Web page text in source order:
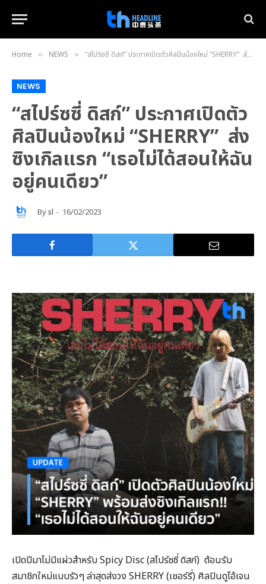
Home » NEWS » “สไปร์ซซี่ ดิสก์” ประกาศเปิดตัวศิลปินน้องใหม่ “SHERRY” ส่งซิงเกิลแรก “เธอไม่ได้สอนให้ฉันอยู่คนเดียว”
NEWS
“สไปร์ซซี่ ดิสก์” ประกาศเปิดตัว
ศิลปินน้องใหม่ “SHERRY” ส่ง
ซิงเกิลแรก “เธอไม่ได้สอนให้ฉัน
อยู่คนเดียว”
Bysl 16/02/2023
เปิดปีมาไม่มีแผ่วสำหรับ Spicy Disc (สไปร์ซซี่ ดิสก์) ต้อนรับ
สมาชิกใหม่แบบรัวๆ ล่าสุดส่งวง SHERRY (เชอร์รี่) ศิลปินดูโอ้เจน